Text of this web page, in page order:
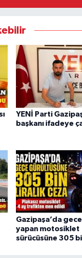
YENİ Parti
başkanı ifadeye
Gazipaşa’da
yapan motosiklet
sürücüsüne 305